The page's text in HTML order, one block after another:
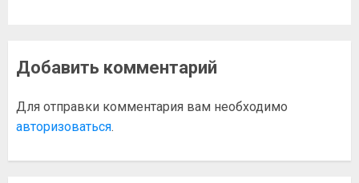
Добавить комментарий
Для отправки комментария вам необходимо
авторизоваться.